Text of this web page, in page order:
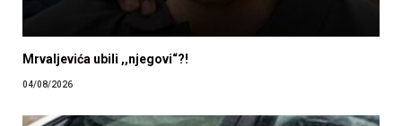
Mrvaljevića ubili ,,njegovi“?!
04/08/2026